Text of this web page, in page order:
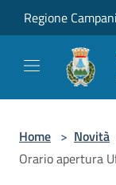
Salta al contenuto
Regione
Home > Novità
Orario apertura